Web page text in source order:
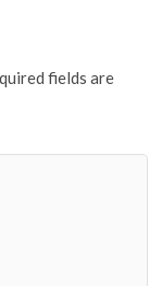
fields are